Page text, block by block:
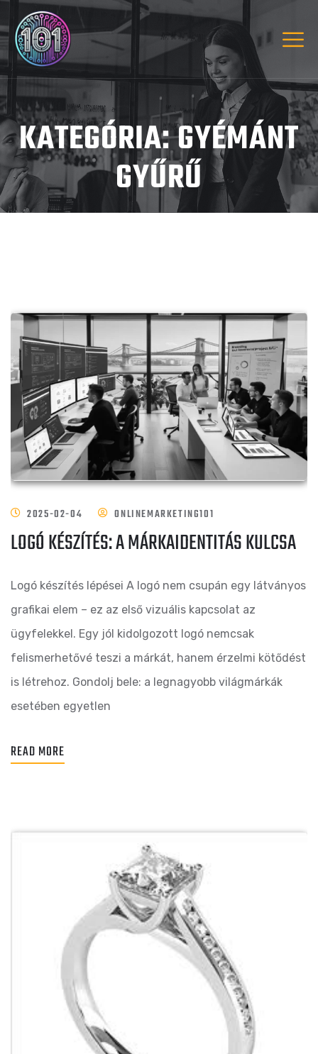
KATEGÓRIA:GYÉMÁNT
GYŰRŰ
2025-02-04 ONLINEMARKETING101
LOGÓ KÉSZÍTÉS: A MÁRKAIDENTITÁS KULCSA
Logó készítés lépései A logó nem csupán egy látványos
grafikai elem – ez az első vizuális kapcsolat az
ügyfelekkel. Egy jól kidolgozott logó nemcsak
felismerhetővé teszi a márkát, hanem érzelmi kötődést
is létrehoz. Gondolj bele: a legnagyobb világmárkák
esetében egyetlen
READ MORE